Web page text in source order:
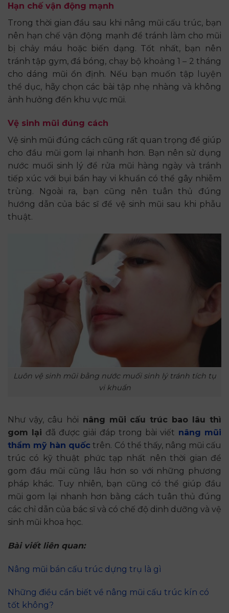
Hạn chế vận động mạnh
Trong thời gian đầu sau khi nâng mũi cấu trúc, bạn
nên hạn chế vận động mạnh để tránh làm cho mũi
bị chảy máu hoặc biến dạng. Tốt nhất, bạn nên
tránh tập gym, đá bóng, chạy bộ khoảng 1 – 2 tháng
cho dáng mũi ổn định. Nếu bạn muốn tập luyện
thể dục, hãy chọn các bài tập nhẹ nhàng và không
ảnh hưởng đến khu vực mũi.
Vệ sinh mũi đúng cách
Vệ sinh mũi đúng cách cũng rất quan trọng để giúp
cho đầu mũi gom lại nhanh hơn. Bạn nên sử dụng
nước muối sinh lý để rửa mũi hàng ngày và tránh
tiếp xúc với bụi bẩn hay vi khuẩn có thể gây nhiễm
trùng. Ngoài ra, bạn cũng nên tuân thủ đúng
hướng dẫn của bác sĩ để vệ sinh mũi sau khi phẫu
thuật.
Luôn vệ sinh mũi bằng nước muối sinh lý tránh tích tụ
vi khuẩn
Như vậy, câu hỏi nâng mũi cấu trúc bao lâu thì
gom lại đã được giải đáp trong bài viết nâng mũi
thẩm mỹ hàn quốc trên. Có thể thấy, nâng mũi cấu
trúc có kỹ thuật phức tạp nhất nên thời gian để
gom đầu mũi cũng lâu hơn so với những phương
pháp khác. Tuy nhiên, bạn cũng có thể giúp đầu
mũi gom lại nhanh hơn bằng cách tuân thủ đúng
các chỉ dẫn của bác sĩ và có chế độ dinh dưỡng và vệ
sinh mũi khoa học.
Bài viết liên quan:
Nâng mũi bán cấu trúc dựng trụ là gì
Những điều cần biết về nâng mũi cấu trúc kín có
tốt không?